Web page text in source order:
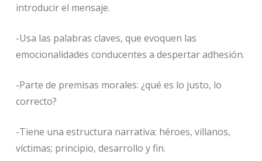
introducir el mensaje.
-Usa las palabras claves, que evoquen las
emocionalidades conducentes a despertar adhesión.
-Parte de premisas morales: ¿qué es lo justo, lo
correcto?
-Tiene una estructura narrativa: héroes, villanos,
víctimas; principio, desarrollo y fin.